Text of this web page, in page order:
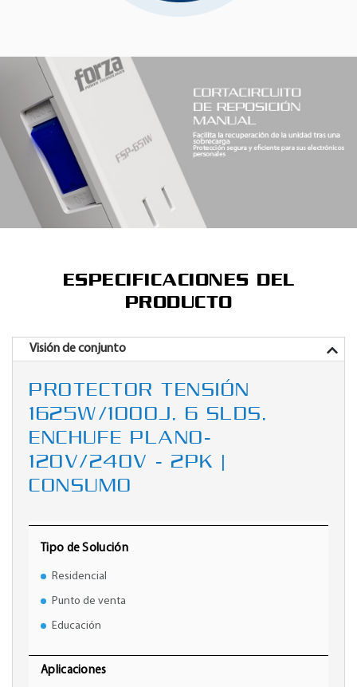
ESPECIFICACIONES DEL
PRODUCTO
Visión de conjunto
PROTECTOR TENSIÓN
1625W/1000J, 6 SLDS,
ENCHUFE PLANO-
120V/240V - 2PK |
CONSUMO
Tipo de Solución
Residencial
Punto de venta
Educación
Aplicaciones